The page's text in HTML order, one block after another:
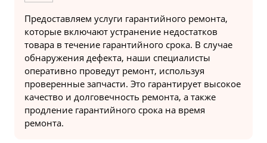
Предоставляем услуги гарантийного ремонта,
которые включают устранение недостатков
товара в течение гарантийного срока. В случае
обнаружения дефекта, наши специалисты
оперативно проведут ремонт, используя
проверенные запчасти. Это гарантирует высокое
качество и долговечность ремонта, а также
продление гарантийного срока на время
ремонта.